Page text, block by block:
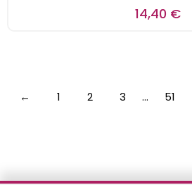
14,40 €
← 1 2 3 … 51